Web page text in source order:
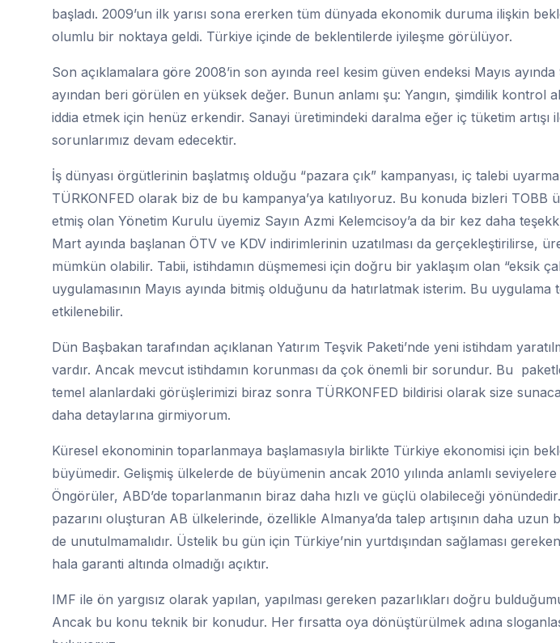
başladı. 2009’un ilk yarısı sona ererken tüm dünyada ekonomik duruma ilişkin
olumlu bir noktaya geldi. Türkiye içinde de beklentilerde iyileşme görülüyor.
Son açıklamalara göre 2008’in son ayında reel kesim güven endeksi Mayıs
ayından beri görülen en yüksek değer. Bunun anlamı şu: Yangın, şimdilik kontrol
iddia etmek için henüz erkendir. Sanayi üretimindeki daralma eğer iç tüketim artışı
sorunlarımız devam edecektir.
İş dünyası örgütlerinin başlatmış olduğu “pazara çık” kampanyası, iç talebi
TÜRKONFED olarak biz de bu kampanya’ya katılıyoruz. Bu konuda bizleri TOBB
etmiş olan Yönetim Kurulu üyemiz Sayın Azmi Kelemcisoy’a da bir kez daha
Mart ayında başlanan ÖTV ve KDV indirimlerinin uzatılması da gerçekleştirilirse,
mümkün olabilir. Tabii, istihdamın düşmemesi için doğru bir yaklaşım olan “eksik
uygulamasının Mayıs ayında bitmiş olduğunu da hatırlatmak isterim. Bu
etkilenebilir.
Dün Başbakan tarafından açıklanan Yatırım Teşvik Paketi’nde yeni istihdam
vardır. Ancak mevcut istihdamın korunması da çok önemli bir sorundur. Bu
temel alanlardaki görüşlerimizi biraz sonra TÜRKONFED bildirisi olarak size
daha detaylarına girmiyorum.
Küresel ekonominin toparlanmaya başlamasıyla birlikte Türkiye ekonomisi için
büyümedir. Gelişmiş ülkelerde de büyümenin ancak 2010 yılında anlamlı
Öngörüler, ABD’de toparlanmanın biraz daha hızlı ve güçlü olabileceği
pazarını oluşturan AB ülkelerinde, özellikle Almanya’da talep artışının daha uzun
de unutulmamalıdır. Üstelik bu gün için Türkiye’nin yurtdışından sağlaması
hala garanti altında olmadığı açıktır.
IMF ile ön yargısız olarak yapılan, yapılması gereken pazarlıkları doğru
Ancak bu konu teknik bir konudur. Her fırsatta oya dönüştürülmek adına